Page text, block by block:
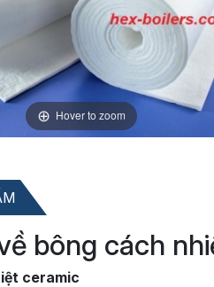
Hover to zoom
bông cách
ceramic